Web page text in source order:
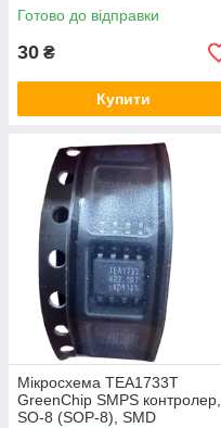
Готово до відправки
30 ₴
Купити
Мікросхема TEA1733T
GreenChip SMPS контролер,
SO-8 (SOP-8), SMD